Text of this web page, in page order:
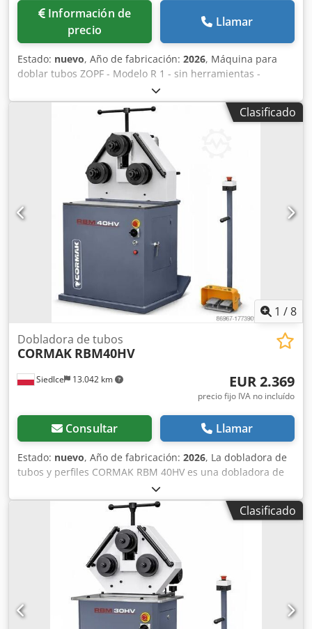
Información de
precio
Llamar
Estado: nuevo, Año de fabricación: 2026, Máquina para
doblar tubos ZOPF - Modelo R 1 - sin herramientas -
incluye pedal con control de parada de emergencia - sin
herramientas Crodsfiqntopfx Aitsf - unidad de control
programable - 100 programas, cada uno con 9 dobleces -
visualización y control del eje C - modo de doblez manual y
automático - el ángulo de doblez y el resorte de
recuperación son programables - cambio rápido de
herramientas mediante sistema de encaje - escala para el
contrapeso en la mesa - desplazable con carretilla
elevadora - dimensiones: 930 x 410 x 1000 mm - peso: 230
kg - motor: 1,5 kW - 220 voltios, corriente alterna - radio de
doblez de R55 a R340 mm - capacidad de doblez de tubos
de Ø 5 mm a 50 mm - ángulo de doblez máximo: 210°
Clasificado
1 /8
Siedlce 13.042 km
Dobladora de tubos
CORMAK RBM40HV
EUR 2.369
precio fijo IVA no incluído
Consultar Llamar
Estado: nuevo, Año de fabricación: 2026, La dobladora de
tubos y perfiles CORMAK RBM 40HV es una dobladora de
tres rodillos y sin mandril, de alta precisión, diseñada para
doblar tubos de acero, perfiles rectangulares y materiales
sólidos. Permite trabajar en dos planos: vertical y
horizontal, lo que facilita su adaptación a las condiciones
de producción. Equipada con rodillos templados y un
sistema de presión escalado para el rodillo superior,
garantiza una alta repetibilidad del radio de curvatura y
resistencia al desgaste. Principales ventajas de la
máquina: * Dobladora sin mandril: permite doblar tubos y
perfiles sin riesgo de aplastar la sección. * Funcionamiento
Clasificado